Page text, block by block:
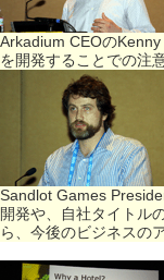
Arkadium CEOの
を開発することでの注
Sandlot Games
開発や、自社タイトル
ら、今後のビジネスの